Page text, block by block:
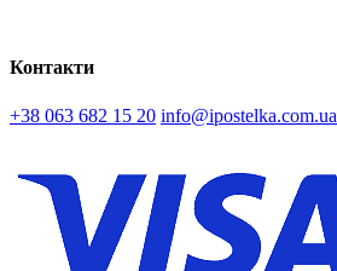
Контакти
+38 063 682 15 20 info@ipostelka.com.ua